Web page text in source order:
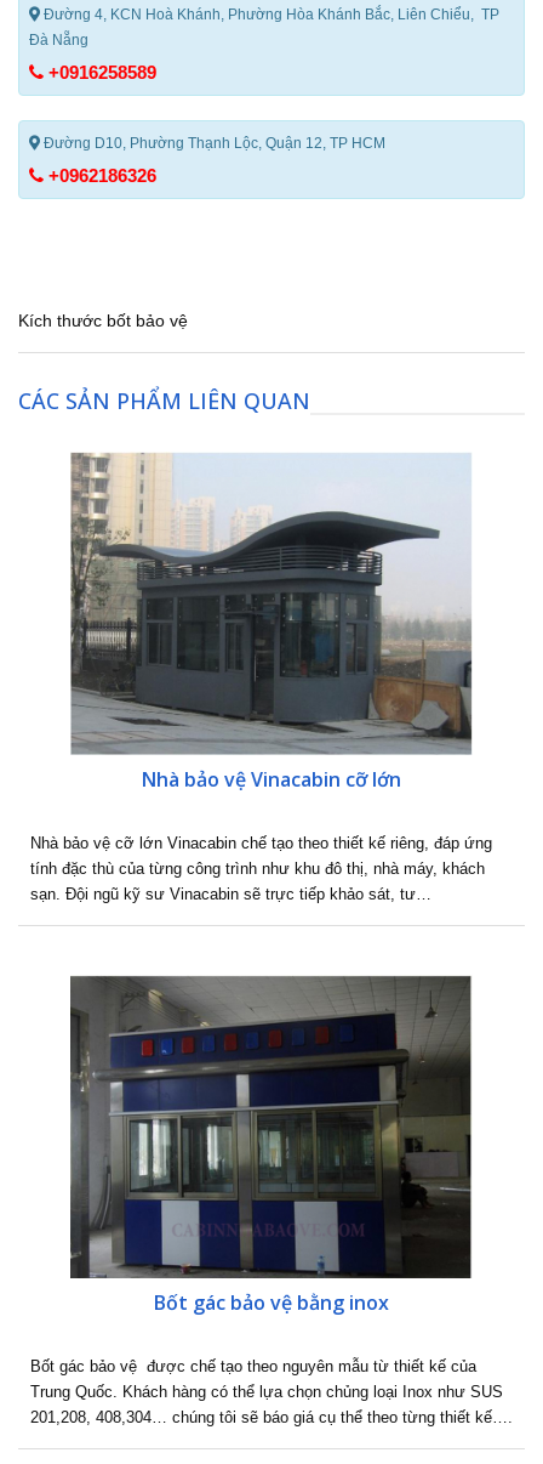
Đường 4, KCN Hoà Khánh, Phường Hòa Khánh Bắc, Liên Chiểu, TP
Đà Nẵng
+0916258589
Đường D10, Phường Thạnh Lộc, Quận 12, TP HCM
+0962186326
Kích thước bốt bảo vệ
CÁC SẢN PHẨM LIÊN QUAN
Nhà bảo vệ Vinacabin cỡ lớn
Nhà bảo vệ cỡ lớn Vinacabin chế tạo theo thiết kế riêng, đáp ứng
tính đặc thù của từng công trình như khu đô thị, nhà máy, khách
sạn. Đội ngũ kỹ sư Vinacabin sẽ trực tiếp khảo sát, tư…
Bốt gác bảo vệ bằng inox
Bốt gác bảo vệ được chế tạo theo nguyên mẫu từ thiết kế của
Trung Quốc. Khách hàng có thể lựa chọn chủng loại Inox như SUS
201,208, 408,304… chúng tôi sẽ báo giá cụ thể theo từng thiết kế….